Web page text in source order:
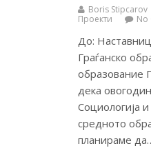
Boris Stipcarov
Проекти
No
До:
Граѓанско
образование
дека
Социологија
средното
планираме